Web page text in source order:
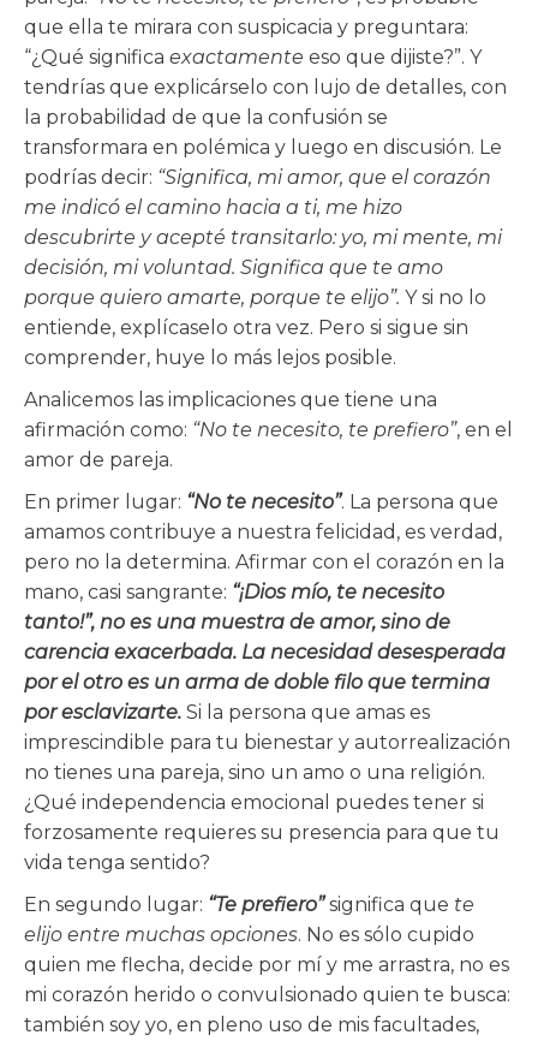
que ella te mirara con suspicacia y preguntara:
“¿Qué significa exactamente eso que dijiste?”. Y
tendrías que explicárselo con lujo de detalles, con
la probabilidad de que la confusión se
transformara en polémica y luego en discusión. Le
podrías decir: “Significa, mi amor, que el corazón
me indicó el camino hacia a ti, me hizo
descubrirte y acepté transitarlo: yo, mi mente, mi
decisión, mi voluntad. Significa que te amo
porque quiero amarte, porque te elijo”. Y si no lo
entiende, explícaselo otra vez. Pero si sigue sin
comprender, huye lo más lejos posible.
Analicemos las implicaciones que tiene una
afirmación como: “No te necesito, te prefiero”, en el
amor de pareja.
En primer lugar: “No te necesito”. La persona que
amamos contribuye a nuestra felicidad, es verdad,
pero no la determina. Afirmar con el corazón en la
mano, casi sangrante: “¡Dios mío, te necesito
tanto!”, no es una muestra de amor, sino de
carencia exacerbada. La necesidad desesperada
por el otro es un arma de doble filo que termina
por esclavizarte. Si la persona que amas es
imprescindible para tu bienestar y autorrealización
no tienes una pareja, sino un amo o una religión.
¿Qué independencia emocional puedes tener si
forzosamente requieres su presencia para que tu
vida tenga sentido?
En segundo lugar: “Te prefiero”significa que te
elijo entre muchas opciones. No es sólo cupido
quien me flecha, decide por mí y me arrastra, no es
mi corazón herido o convulsionado quien te busca:
también soy yo, en pleno uso de mis facultades,